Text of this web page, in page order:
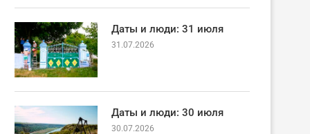
Даты и люди: 31 июля
31.07.2026
Даты и люди: 30 июля
30.07.2026